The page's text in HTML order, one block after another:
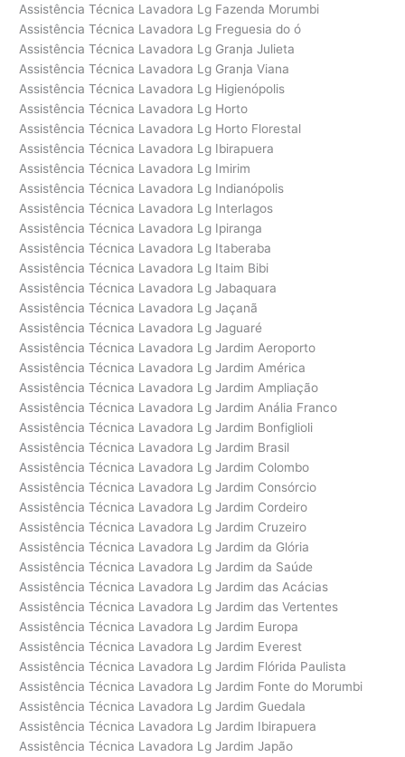
Assistência Técnica Lavadora Lg Fazenda Morumbi
Assistência Técnica Lavadora Lg Freguesia do ó
Assistência Técnica Lavadora Lg Granja Julieta
Assistência Técnica Lavadora Lg Granja Viana
Assistência Técnica Lavadora Lg Higienópolis
Assistência Técnica Lavadora Lg Horto
Assistência Técnica Lavadora Lg Horto Florestal
Assistência Técnica Lavadora Lg Ibirapuera
Assistência Técnica Lavadora Lg Imirim
Assistência Técnica Lavadora Lg Indianópolis
Assistência Técnica Lavadora Lg Interlagos
Assistência Técnica Lavadora Lg Ipiranga
Assistência Técnica Lavadora Lg Itaberaba
Assistência Técnica Lavadora Lg Itaim Bibi
Assistência Técnica Lavadora Lg Jabaquara
Assistência Técnica Lavadora Lg Jaçanã
Assistência Técnica Lavadora Lg Jaguaré
Assistência Técnica Lavadora Lg Jardim Aeroporto
Assistência Técnica Lavadora Lg Jardim América
Assistência Técnica Lavadora Lg Jardim Ampliação
Assistência Técnica Lavadora Lg Jardim Anália Franco
Assistência Técnica Lavadora Lg Jardim Bonfiglioli
Assistência Técnica Lavadora Lg Jardim Brasil
Assistência Técnica Lavadora Lg Jardim Colombo
Assistência Técnica Lavadora Lg Jardim Consórcio
Assistência Técnica Lavadora Lg Jardim Cordeiro
Assistência Técnica Lavadora Lg Jardim Cruzeiro
Assistência Técnica Lavadora Lg Jardim da Glória
Assistência Técnica Lavadora Lg Jardim da Saúde
Assistência Técnica Lavadora Lg Jardim das Acácias
Assistência Técnica Lavadora Lg Jardim das Vertentes
Assistência Técnica Lavadora Lg Jardim Europa
Assistência Técnica Lavadora Lg Jardim Everest
Assistência Técnica Lavadora Lg Jardim Flórida Paulista
Assistência Técnica Lavadora Lg Jardim Fonte do Morumbi
Assistência Técnica Lavadora Lg Jardim Guedala
Assistência Técnica Lavadora Lg Jardim Ibirapuera
Assistência Técnica Lavadora Lg Jardim Japão